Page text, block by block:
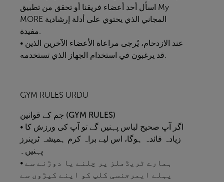
My
MORE
• عند الازدحام، يُرجى مراعاة الأعضاء الآخرين الذين
GYM RULES URDU
جم کے
قوانین (GYM RULES)
• اگر آپ صحیح لباس پہنیں گے تو آپ کی ورزش کا
زیادہ فائدہ ہوگا، اس لیے براہ کرم ہمیشہ ٹرینرز
پہنیں۔
• ہمارے ٹریڈملز پر چلنے یا دوڑنے سے
پہلے ایمرجنسی کلپ کو اپنے کپڑوں سے